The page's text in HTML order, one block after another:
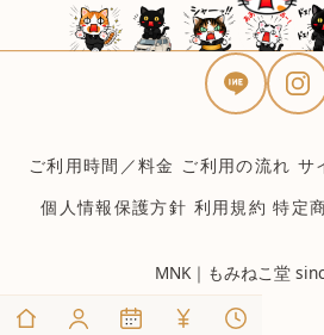
ご利用時間／料金 ご利用の流れ サ
個人情報保護方針 利用規約 特定
MNK｜もみねこ堂